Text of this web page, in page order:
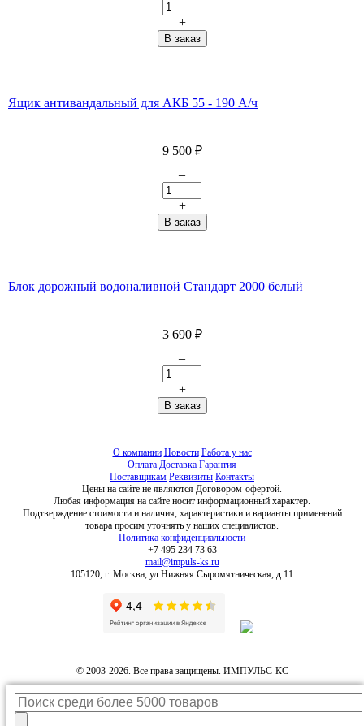
+
Ящик антивандальный для АКБ 55 - 190 А/ч
9 500 ₽
–
+
Блок дорожный водоналивной Стандарт 2000 белый
3 690 ₽
–
+
О компании Новости Работа у нас
Оплата Доставка Гарантия
Поставщикам Реквизиты Контакты
Цены на сайте не являются Договором-офертой.
Любая информация на сайте носит информационный характер.
Подтверждение стоимости и наличия, характеристики и варианты применений
товара просим уточнять у наших специалистов.
Политика конфиденциальности
+7 495 234 73 63
mail@impuls-ks.ru
105120, г. Москва, ул.Нижняя Сыромятническая, д.11
© 2003-2026. Все права защищены. ИМПУЛЬС-КС